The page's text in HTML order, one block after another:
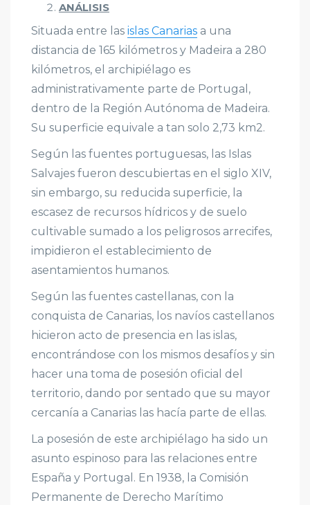
ANÁLISIS
Situada entre las islas Canarias a una
distancia de 165 kilómetros y Madeira a 280
kilómetros, el archipiélago es
administrativamente parte de Portugal,
dentro de la Región Autónoma de Madeira.
Su superficie equivale a tan solo 2,73 km2.
Según las fuentes portuguesas, las Islas
Salvajes fueron descubiertas en el siglo XIV,
sin embargo, su reducida superficie, la
escasez de recursos hídricos y de suelo
cultivable sumado a los peligrosos arrecifes,
impidieron el establecimiento de
asentamientos humanos.
Según las fuentes castellanas, con la
conquista de Canarias, los navíos castellanos
hicieron acto de presencia en las islas,
encontrándose con los mismos desafíos y sin
hacer una toma de posesión oficial del
territorio, dando por sentado que su mayor
cercanía a Canarias las hacía parte de ellas.
La posesión de este archipiélago ha sido un
asunto espinoso para las relaciones entre
España y Portugal. En 1938, la Comisión
Permanente de Derecho Marítimo